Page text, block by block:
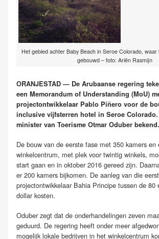
Het gebied achter Baby Beach in Seroe Colorado,
gebouwd – foto: Ariën Rasmijn
ORANJESTAD — De Arubaanse regering
een Memorandum of Understanding (MoU)
projectontwikkelaar Pablo Piñero voor de
inclusive vijfsterren hotel in Seroe Colorado.
minister van Toerisme Otmar Oduber bekend.
De bouw van de eerste fase met 350 kamers en
winkelcentrum, met plek voor twintig winkels,
start gaan en in oktober 2016 gereed zijn.
er 200 kamers bijkomen. De aanleg van die
projectontwikkelaar Bahia Principe tussen de 80
dollar kosten.
Oduber zegt dat de onderhandelingen zeven
geduurd. De regering heeft onder meer
mogelijk lokale bedrijven in het winkelcentrum